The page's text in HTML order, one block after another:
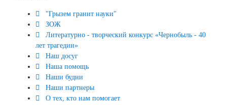
"Грызем гранит науки"
ЗОЖ
Литературно - творческий конкурс «Чернобыль - 40
лет трагедии»
Наш досуг
Наша помощь
Наши будни
Наши партнеры
О тех, кто нам помогает